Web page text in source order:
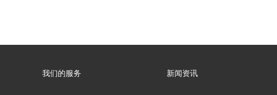
我们的服务 新闻资讯